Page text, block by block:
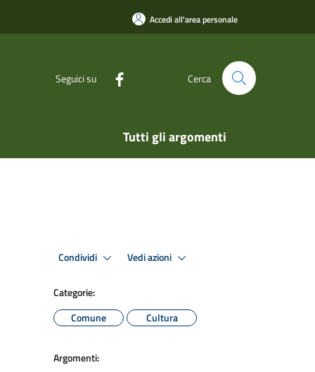
Accedi all'area personale
Seguici su Cerca
Tutti gli argomenti
Condividi Vedi azioni
Categorie:
Comune
Cultura
Argomenti: